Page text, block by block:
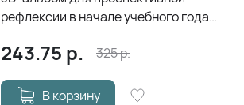
рефлексии в начале учебного года
243.75 р. 325р.
В корзину